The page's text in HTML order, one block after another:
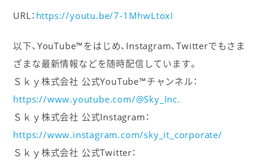
URL： https://youtu.be/7-1MhwLtoxI
以下、YouTube™をはじめ、Instagram、Twitterでもさま
ざまな最新情報などを随時配信しています。
Ｓｋｙ株式会社 公式YouTube™チャンネル：
https://www.youtube.com/@Sky_Inc.
Ｓｋｙ株式会社 公式Instagram：
https://www.instagram.com/sky_it_corporate/
Ｓｋｙ株式会社 公式Twitter：